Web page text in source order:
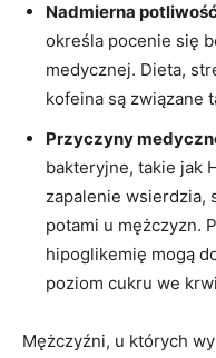
Nadmierna
określa pocenie się
medycznej. Dieta,
kofeina są związane
Przyczyny
bakteryjne, takie jak
zapalenie wsierdzia,
potami u mężczyzn.
hipoglikemię mogą
poziom cukru we
Mężczyźni, u których